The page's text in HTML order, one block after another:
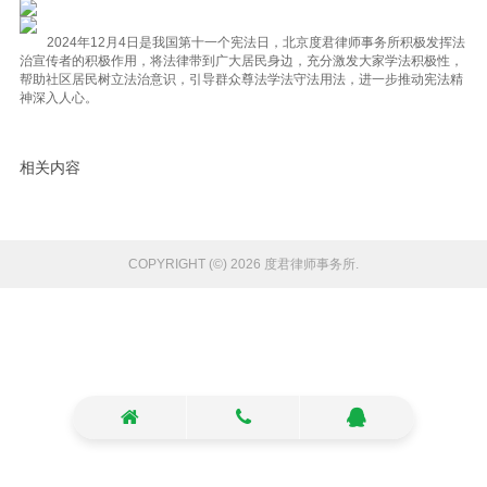
2024年12月4日是我国第十一个宪法日，北京度君律师事务所积极发挥法
治宣传者的积极作用，将法律带到广大居民身边，充分激发大家学法积极性，
帮助社区居民树立法治意识，引导群众尊法学法守法用法，进一步推动宪法精
神深入人心。
相关内容
COPYRIGHT (©) 2026 度君律师事务所.